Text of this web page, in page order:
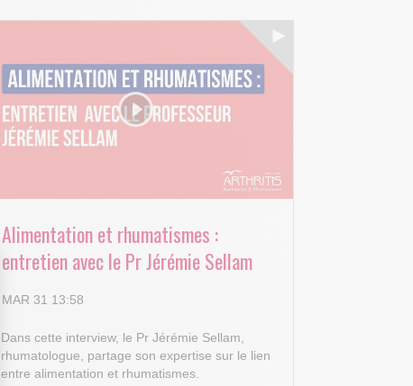
Alimentation et rhumatismes :
entretien avec le Pr Jérémie Sellam
MAR 31 13:58
Dans cette interview, le Pr Jérémie Sellam,
rhumatologue, partage son expertise sur le lien
entre alimentation et rhumatismes.